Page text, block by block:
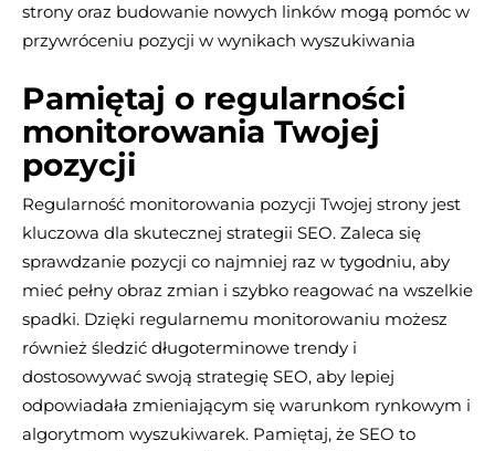
strony oraz budowanie nowych linków mogą pomóc w
przywróceniu pozycji w wynikach wyszukiwania​
Pamiętaj o regularności
monitorowania Twojej
pozycji
Regularność monitorowania pozycji Twojej strony jest
kluczowa dla skutecznej strategii SEO. Zaleca się
sprawdzanie pozycji co najmniej raz w tygodniu, aby
mieć pełny obraz zmian i szybko reagować na wszelkie
spadki. Dzięki regularnemu monitorowaniu możesz
również śledzić długoterminowe trendy i
dostosowywać swoją strategię SEO, aby lepiej
odpowiadała zmieniającym się warunkom rynkowym i
algorytmom wyszukiwarek. Pamiętaj, że SEO to